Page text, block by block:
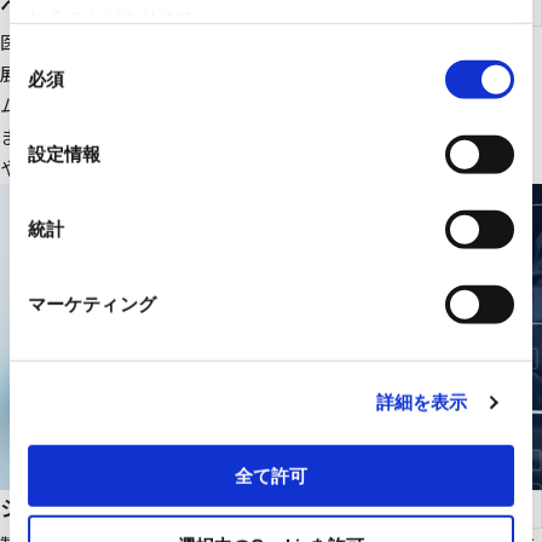
同
意
の
選
択
必須
設定情報
統計
マーケティング
詳細を表示
全て許可
医療ＩＴ・ＤＸ関連のＩＴ機器、大型医療機器周辺設備を中心に
展開。さらにＲＹＯＤＥＮオリジナルの医療画像一元管理システ
ムの販売をはじめ、医療機関の様々な課題解決に貢献します。
また、幅広いパートナーシップで、最適な医療ITソリューション
や機器・設備を提供します。
システムインテグレーション